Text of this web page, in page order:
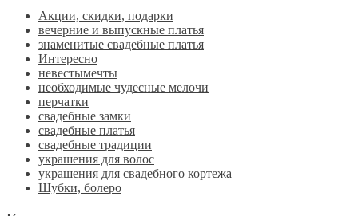
Акции, скидки, подарки
вечерние и выпускные платья
знаменитые свадебные платья
Интересно
невестымечты
необходимые чудесные мелочи
перчатки
свадебные замки
свадебные платья
свадебные традиции
украшения для волос
украшения для свадебного кортежа
Шубки, болеро